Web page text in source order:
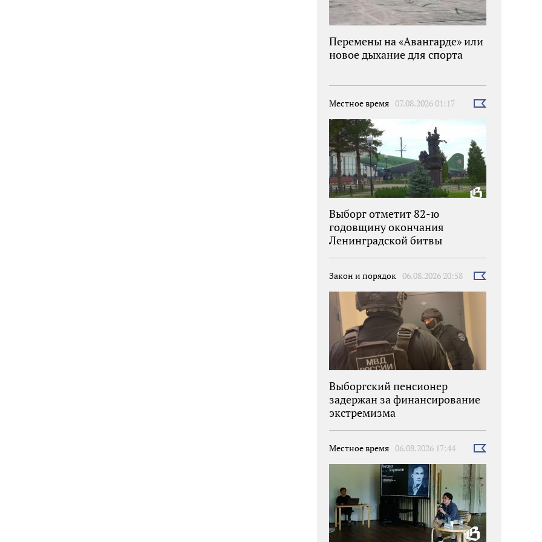
Перемены на «Авангарде» или
новое дыхание для спорта
Местное время 07.08.2026 01:17
Выбрать
Выборг отметит 82-ю
годовщину окончания
Ленинградской битвы
Закон и порядок 06.08.2026 20:58
Выбрать
Выборгский пенсионер
задержан за финансирование
экстремизма
Местное время 06.08.2026 17:44
Выбрать